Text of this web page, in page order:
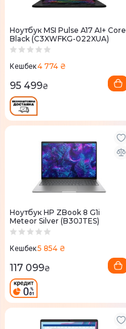
Ноутбук MSI Pulse A17 AI+ Core
Black (C3XWFKG-022XUA)
Кешбек4 774 ₴
95 499₴
Ноутбук HP ZBook 8 G1i
Meteor Silver (B30JTES)
Кешбек5 854 ₴
117 099₴